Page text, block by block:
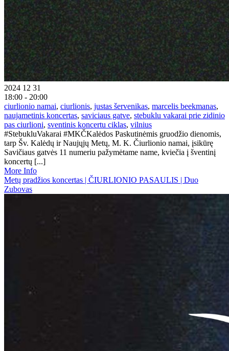
2024 12 31
18:00 - 20:00
ciurlionio namai, ciurlionis, justas šervenikas, marcelis beekmanas,
naujametinis koncertas, saviciaus gatve, stebuklu vakarai prie zidinio
pas ciurlioni, sventinis koncertu ciklas, vilnius
#StebukluVakarai #MKČKalėdos Paskutinėmis gruodžio dienomis,
tarp Šv. Kalėdų ir Naujųjų Metų, M. K. Čiurlionio namai, įsikūrę
Savičiaus gatvės 11 numeriu pažymėtame name, kviečia į šventinį
koncertų [...]
More Info
Metų pradžios koncertas | ČIURLIONIO PASAULIS | Duo
Zubovas